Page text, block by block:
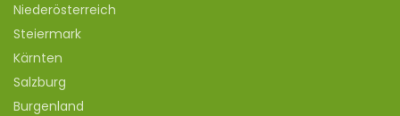
Niederösterreich
Steiermark
Kärnten
Salzburg
Burgenland